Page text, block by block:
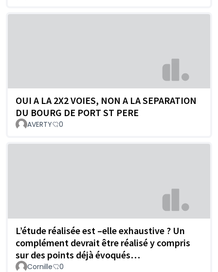
OUI A LA 2X2 VOIES, NON A LA SEPARATION
DU BOURG DE PORT ST PERE
AVERTY 0
L’étude réalisée est –elle exhaustive ? Un
complément devrait être réalisé y compris
sur des points déjà évoqués…
Cornille 0